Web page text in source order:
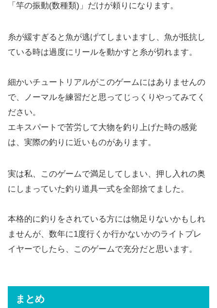
「竿の振動(数種類)」だけが頼りになります。
糸が緩すぎると魚が逃げてしまいますし、魚が抵抗し
ている時は過度にリールを動かすと糸が切れます。
細かいチュートリアルがこのゲームにはありませんの
で、ノーマルを練習だと思ってじっくりやってみてく
ださい。
エキスパートで苦労して大物を釣り上げた時の感覚
は、実際の釣りに近いものがあります。
実は私、このゲームで満足してしまい、押し入れの奥
にしまっていた釣り道具一式を全部捨てました。
本格的に釣りをされている方には物足りないかもしれ
ませんが、数年に1度行くか行かないかのライトプレ
イヤーでしたら、このゲームで充分だと思います。
まとめ